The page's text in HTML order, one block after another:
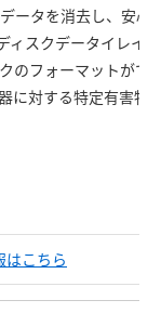
ータを消去し、安
ィスクデータイレイ
のフォーマットが
に対する特定有害物
はこちら